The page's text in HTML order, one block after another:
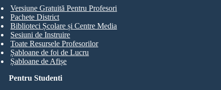
Pentru Studenti
Versiune Gratuită Pentru Profesori
Pachete District
Biblioteci Școlare și Centre Media
Sesiuni de Instruire
Toate Resursele Profesorilor
Șabloane de foi de Lucru
Șabloane de Afișe